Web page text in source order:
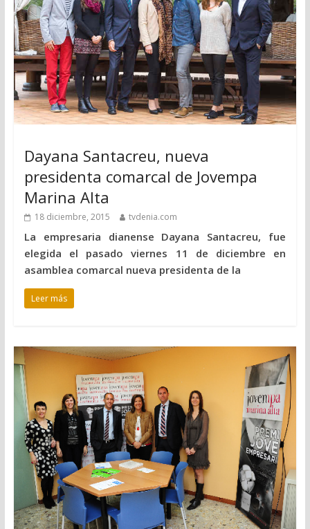
Dayana Santacreu, nueva
presidenta comarcal de Jovempa
Marina Alta
18 diciembre, 2015 tvdenia.com
La empresaria dianense Dayana Santacreu, fue
elegida el pasado viernes 11 de diciembre en
asamblea comarcal nueva presidenta de la
Leer más